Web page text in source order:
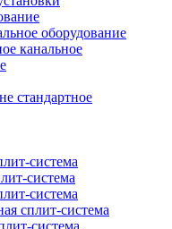
оборудование
канальное
стандартное
система
система
система
сплит-система
система